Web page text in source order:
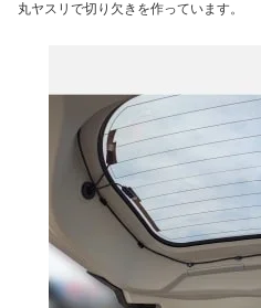
丸ヤスリで切り欠きを作っています。